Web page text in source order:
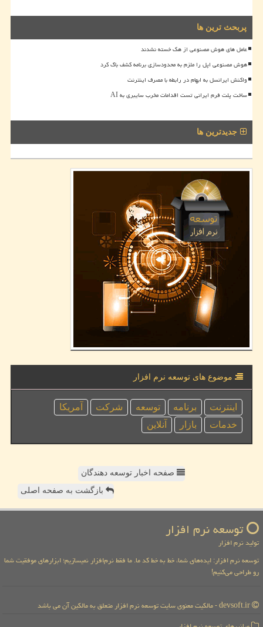
پربحث ترین ها
عامل های هوش مصنوعی از هک خسته نشدند
هوش مصنوعی اپل را ملزم به محدودسازی برنامه کشف باگ کرد
واکنش ایرانسل به ابهام در رابطه با مصرف اینترنت
ساخت پلت فرم ایرانی تست اقدامات مخرب سایبری به AI
جدیدترین ها
موضوع های توسعه نرم افزار
اینترنت برنامه توسعه شركت
آمریكا
خدمات
بازار آنلاین
صفحه اخبار توسعه دهندگان
بازگشت به صفحه اصلی
توسعه نرم افزار
تولید نرم افزار
توسعه نرم افزار: ایده‌های شما، خط به خط کد ما. ما فقط نرم‌افزار نمیسازیم؛ ابزارهای موفقیت شما
رو طراحی می‌کنیم!